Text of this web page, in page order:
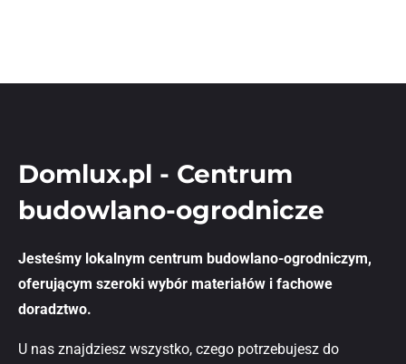
Domlux.pl - Centrum
budowlano-ogrodnicze
Jesteśmy lokalnym centrum budowlano-ogrodniczym,
oferującym szeroki wybór materiałów i fachowe
doradztwo.
U nas znajdziesz wszystko, czego potrzebujesz do